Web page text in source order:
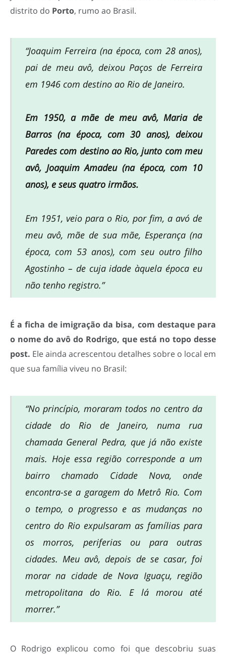
distrito do Porto, rumo ao Brasil.
“Joaquim Ferreira (na época, com 28 anos),
pai de meu avô, deixou Paços de Ferreira
em 1946 com destino ao Rio de Janeiro.
Em 1950, a mãe de meu avô, Maria de
Barros (na época, com 30 anos), deixou
Paredes com destino ao Rio, junto com meu
avô, Joaquim Amadeu (na época, com 10
anos), e seus quatro irmãos.
Em 1951, veio para o Rio, por fim, a avó de
meu avô, mãe de sua mãe, Esperança (na
época, com 53 anos), com seu outro filho
Agostinho – de cuja idade àquela época eu
não tenho registro.”
É a ficha de imigração da bisa, com destaque para
o nome do avô do Rodrigo, que está no topo desse
post. Ele ainda acrescentou detalhes sobre o local em
que sua família viveu no Brasil:
“No princípio, moraram todos no centro da
cidade do Rio de Janeiro, numa rua
chamada General Pedra, que já não existe
mais. Hoje essa região corresponde a um
bairro chamado Cidade Nova, onde
encontra-se a garagem do Metrô Rio. Com
o tempo, o progresso e as mudanças no
centro do Rio expulsaram as famílias para
os morros, periferias ou para outras
cidades. Meu avô, depois de se casar, foi
morar na cidade de Nova Iguaçu, região
metropolitana do Rio. E lá morou até
morrer.”
O Rodrigo explicou como foi que descobriu suas